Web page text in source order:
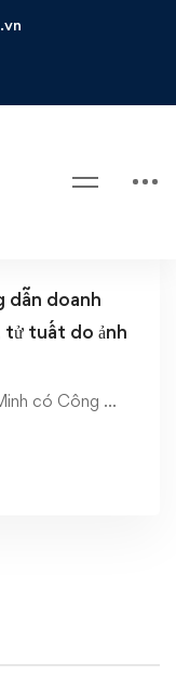
dẫn doanh
tử tuất do ảnh
có Công …